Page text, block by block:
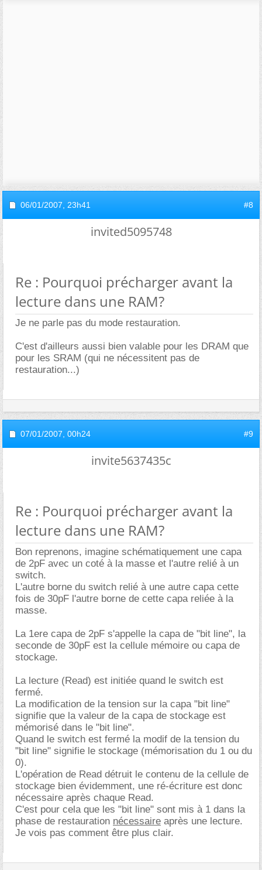
06/01/2007, 23h41 #8
invited5095748
Re : Pourquoi précharger avant la
lecture dans une RAM?
Je ne parle pas du mode restauration.
C'est d'ailleurs aussi bien valable pour les DRAM que
pour les SRAM (qui ne nécessitent pas de
restauration...)
07/01/2007, 00h24 #9
invite5637435c
Re : Pourquoi précharger avant la
lecture dans une RAM?
Bon reprenons, imagine schématiquement une capa
de 2pF avec un coté à la masse et l'autre relié à un
switch.
L'autre borne du switch relié à une autre capa cette
fois de 30pF l'autre borne de cette capa reliée à la
masse.
La 1ere capa de 2pF s'appelle la capa de "bit line", la
seconde de 30pF est la cellule mémoire ou capa de
stockage.
La lecture (Read) est initiée quand le switch est
fermé.
La modification de la tension sur la capa "bit line"
signifie que la valeur de la capa de stockage est
mémorisé dans le "bit line".
Quand le switch est fermé la modif de la tension du
"bit line" signifie le stockage (mémorisation du 1 ou du
0).
L'opération de Read détruit le contenu de la cellule de
stockage bien évidemment, une ré-écriture est donc
nécessaire après chaque Read.
C'est pour cela que les "bit line" sont mis à 1 dans la
phase de restauration nécessaire après une lecture.
Je vois pas comment être plus clair.